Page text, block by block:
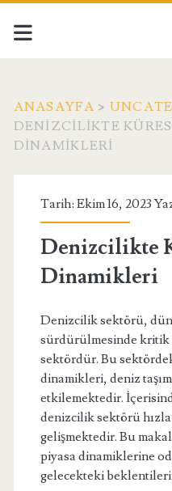
ANASAYFA >
DENIZCILIKTE
DINAMIKLERI
Tarih: Ekim 16, 2023
Denizcilikte
Dinamikleri
Denizcilik sektörü,
sürdürülmesinde kritik
sektördür. Bu
dinamikleri, deniz
etkilemektedir.
denizcilik sektörü
gelişmektedir. Bu
piyasa dinamiklerine
gelecekteki